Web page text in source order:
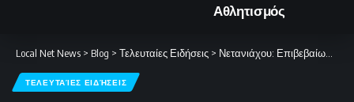
Αθλητισμός
Local Net News > Blog > Τελευταίες Ειδήσεις > Νετανιάχου: Επιβεβαίωσε την αναχαίτιση του στολίσκου «Global Sumud» που κατευθυνόταν στη Γάζα
ΤΕΛΕΥΤΑΊΕΣ ΕΙΔΉΣΕΙΣ